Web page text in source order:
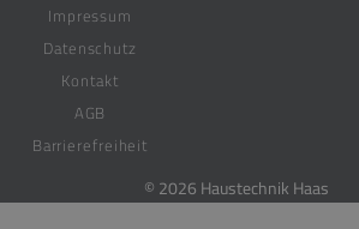
Impressum
Datenschutz
Kontakt
AGB
Barrierefreiheit
© 2026 Haustechnik Haas